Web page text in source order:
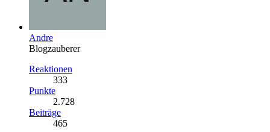
Andre
Blogzauberer
Reaktionen
333
Punkte
2.728
Beiträge
465